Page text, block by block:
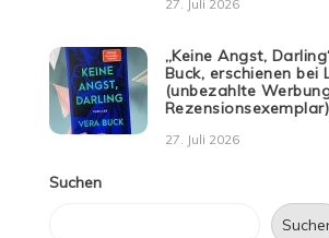
27. Juli 2026
„Keine Angst,
Buck, erschienen bei
(unbezahlte
Rezensionsexemplar)
27. Juli 2026
Suchen